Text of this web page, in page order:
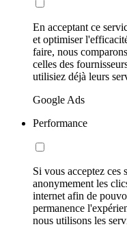
En acceptant ce
et optimiser
faire, nous
celles des
utilisiez déjà leurs
Google Ads
Performance
Si vous acceptez ces
anonymement les
internet afin de
permanence
nous utilisons les